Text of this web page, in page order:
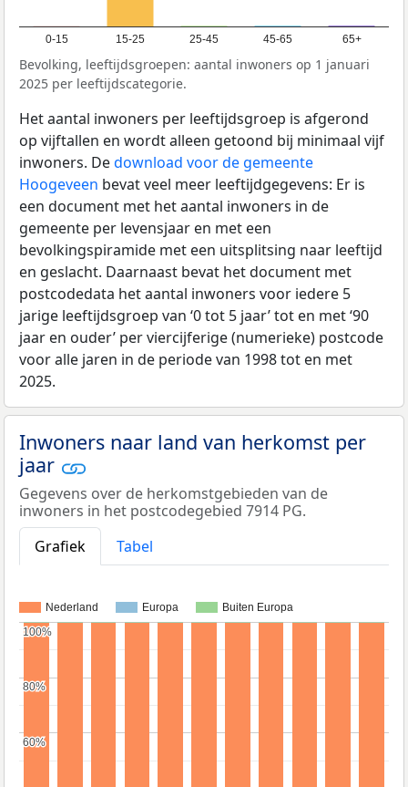
0-15 15-25 25-45 45-65 65+
Bevolking, leeftijdsgroepen: aantal inwoners op 1 januari
2025 per leeftijdscategorie.
Het aantal inwoners per leeftijdsgroep is afgerond
op vijftallen en wordt alleen getoond bij minimaal vijf
inwoners. Dedownload voor de gemeente
Hoogeveen bevat veel meer leeftijdgegevens: Er is
een document met het aantal inwoners in de
gemeente per levensjaar en met een
bevolkingspiramide met een uitsplitsing naar leeftijd
en geslacht. Daarnaast bevat het document met
postcodedata het aantal inwoners voor iedere 5
jarige leeftijdsgroep van ‘0 tot 5 jaar’ tot en met ‘90
jaar en ouder’ per viercijferige (numerieke) postcode
voor alle jaren in de periode van 1998 tot en met
2025.
Inwoners naar land van herkomst per
jaar
Gegevens over de herkomstgebieden van de
inwoners in het postcodegebied 7914 PG.
Grafiek
Tabel
Nederland Europa Buiten Europa
60%
60%
80%
80%
100%
100%